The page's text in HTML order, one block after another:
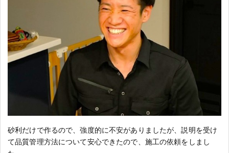
砂利だけで作るので、強度的に不安がありましたが、説明を受け
て品質管理方法について安心できたので、施工の依頼をしまし